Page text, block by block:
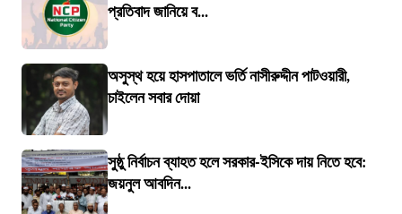
প্রতিবাদ জানিয়ে ব...
অসুস্থ হয়ে হাসপাতালে ভর্তি নাসীরুদ্দীন পাটওয়ারী,
চাইলেন সবার দোয়া
সুষ্ঠু নির্বাচন ব্যাহত হলে সরকার-ইসিকে দায় নিতে হবে:
জয়নুল আবদিন...